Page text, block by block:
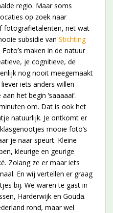
regio. Maar soms
op zoek naar
fotografietalenten, net wat
subsidie van Stichting
maken in de natuur
je cognitieve, de
nog nooit meegemaakt
iets anders willen
het begin ‘saaaaai’.
om. Dat is ook het
natuurlijk. Je ontkomt er
mooie foto’s
je naar speurt. Kleine
kleurige en geurige
Zolang ze er maar iets
En wij vertellen er graag
bij. We waren te gast in
Harderwijk en Gouda.
rond, maar wel